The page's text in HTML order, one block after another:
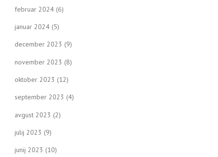
februar 2024 (6)
januar 2024 (5)
december 2023 (9)
november 2023 (8)
oktober 2023 (12)
september 2023 (4)
avgust 2023 (2)
julij 2023 (9)
junij 2023 (10)